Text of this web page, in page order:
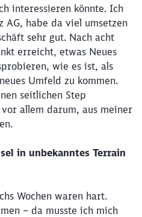
interessieren könnte. Ich
habe da viel umsetzen
sehr gut. Nach acht
erreicht, etwas Neues
wie es ist, als
Umfeld zu kommen.
seitlichen Step
allem darum, aus meiner
in unbekanntes Terrain
Wochen waren hart.
– da musste ich mich